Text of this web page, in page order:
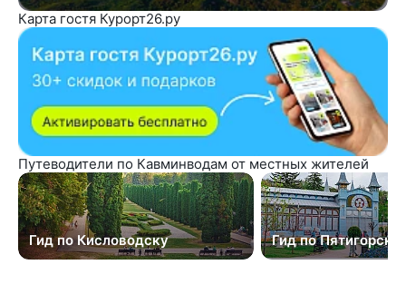
Карта гостя Курорт26.ру
Путеводители по Кавминводам от местных жителей
Гид по Кисловодску Гид по Пятигорску